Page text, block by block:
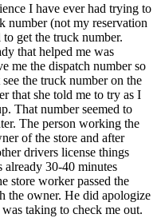
I have ever had trying to
number (not my reservation
get the truck number.
that helped me was
me the dispatch number so
the truck number on the
that she told me to try as I
That number seemed to
The person working the
of the store and after
drivers license things
already 30-40 minutes
store worker passed the
the owner. He did apologize
taking to check me out.